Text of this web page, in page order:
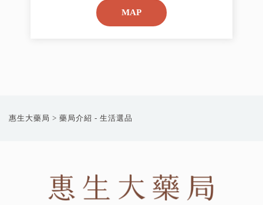
MAP
惠生大藥局 > 藥局介紹 - 生活選品